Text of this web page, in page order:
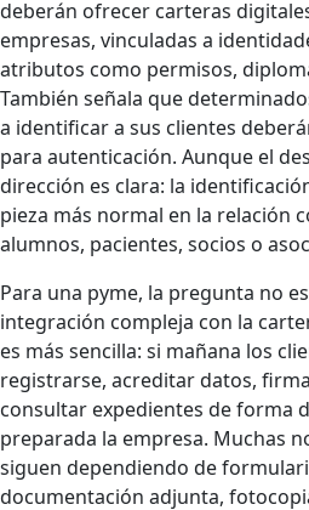
deberán ofrecer carteras
empresas, vinculadas a
atributos como permisos,
También señala que
a identificar a sus clientes
para autenticación. Aunque el
dirección es clara: la
pieza más normal en la relación
alumnos, pacientes, socios o
Para una pyme, la pregunta no
integración compleja con la
es más sencilla: si mañana los
registrarse, acreditar datos,
consultar expedientes de forma
preparada la empresa. Muchas
siguen dependiendo de
documentación adjunta,